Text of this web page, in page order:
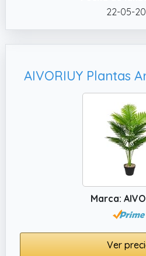
✔️ Paquete y tamaño: el
22-05-
Marca:
Ver